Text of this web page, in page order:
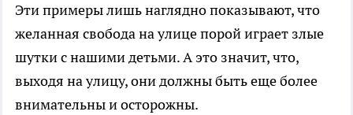
Эти примеры лишь наглядно показывают, что
желанная свобода на улице порой играет злые
шутки с нашими детьми. А это значит, что,
выходя на улицу, они должны быть еще более
внимательны и осторожны.